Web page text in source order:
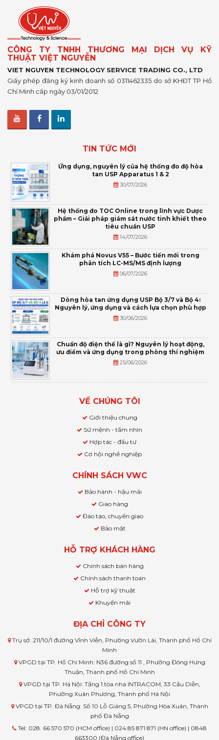
CÔNG TY TNHH THƯƠNG MẠI DỊCH VỤ KỸ
THUẬT VIỆT NGUYỄN
VIET NGUYEN TECHNOLOGY SERVICE TRADING CO., LTD
Giấy phép đăng ký kinh doanh số 0311462335 do sở KHĐT TP Hồ
Chí Minh cấp ngày 03/01/2012
TIN TỨC MỚI
Ứng dụng, nguyên lý của hệ thống đo độ hòa
tan USP Apparatus 1 & 2
30/07/2026
Hệ thống đo TOC Online trong lĩnh vực Dược
phẩm – Giải pháp giám sát nước tinh khiết theo
tiêu chuẩn USP
14/07/2026
Khám phá Novus V55 – Bước tiến mới trong
phân tích LC-MS/MS định lượng
06/07/2026
Dòng hòa tan ứng dụng USP Bộ 3/7 và Bộ 4:
Nguyên lý, ứng dụng và cách lựa chọn phù hợp
30/06/2026
Chuẩn độ điện thế là gì? Nguyên lý hoạt động,
ưu điểm và ứng dụng trong phòng thí nghiệm
25/06/2026
VỀ CHÚNG TÔI
Giới thiệu chung
Sứ mệnh - tầm nhìn
Hợp tác - đầu tư
Cơ hội nghề nghiệp
CHÍNH SÁCH VWC
Bảo hành - hậu mãi
Giao hàng
Đào tạo, chuyển giao
Bảo mật
HỖ TRỢ KHÁCH HÀNG
Chính sách bán hàng
Chính sách thanh toán
Hỗ trợ kỹ thuật
Khuyến mãi
ĐỊA CHỈ CÔNG TY
Trụ sở: 211/10/1 đường Vĩnh Viễn, Phường Vườn Lài, Thành phố Hồ Chí
Minh
VPGD tại TP. Hồ Chí Minh: N36 đường số 11 , Phường Đông Hưng
Thuận, Thành phố Hồ Chí Minh
VPGD tại TP. Hà Nội: Tầng 1 tòa nhà INTRACOM, 33 Cầu Diễn,
Phường Xuân Phương, Thành phố Hà Nội
VPGD tại TP. Đà Nẵng: Số 10 Lỗ Giáng 5, Phường Hòa Xuân, Thành
phố Đà Nẵng
Tel: 028. 66 570 570 (HCM office) | 024.85 871 871 (HN office) | 0848
663300 (Đà Nẵng office)